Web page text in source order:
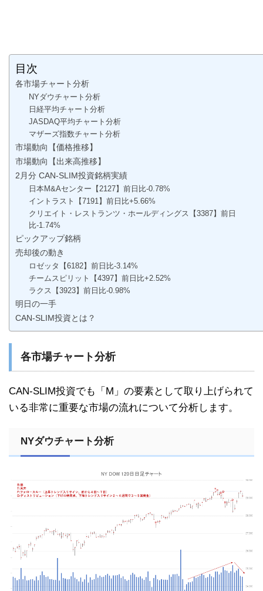
目次
各市場チャート分析
NYダウチャート分析
日経平均チャート分析
JASDAQ平均チャート分析
マザーズ指数チャート分析
市場動向【価格推移】
市場動向【出来高推移】
2月分 CAN-SLIM投資銘柄実績
日本M&Aセンター【2127】前日比-0.78%
イントラスト【7191】前日比+5.66%
クリエイト・レストランツ・ホールディングス【3387】前日
比-1.74%
ピックアップ銘柄
売却後の動き
ロゼッタ【6182】前日比-3.14%
チームスピリット【4397】前日比+2.52%
ラクス【3923】前日比-0.98%
明日の一手
CAN-SLIM投資とは？
各市場チャート分析
CAN-SLIM投資でも「M」の要素として取り上げられて
いる非常に重要な市場の流れについて分析します。
NYダウチャート分析